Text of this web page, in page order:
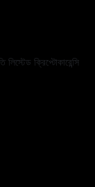
ক্রিপ্টোকারেন্সি